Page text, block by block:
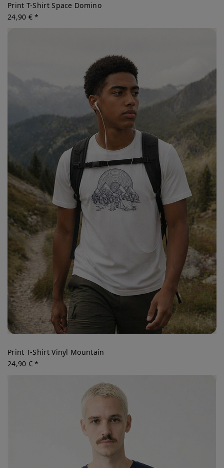
Print T-Shirt Space Domino
24,90 € *
Print T-Shirt Vinyl Mountain
24,90 € *